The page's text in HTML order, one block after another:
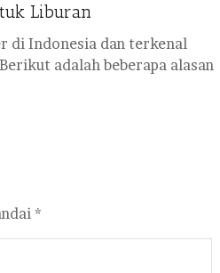
Liburan
di Indonesia dan terkenal
adalah beberapa alasan
*